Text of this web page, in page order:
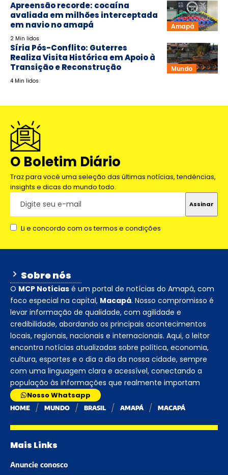
Amapá
Apreensão recorde: cocaína
avaliada em milhões interceptada
em navio no amapá
2 Min lidos
Mundo
Síria Pós-Conflito: Guterres
Realiza Visita Histórica em Apoio à
Transição e Reconstrução
4 Min lidos
O Boletim Diário
Traz para você uma seleção das últimas notícias, tendências,
insights e dicas do mundo todo.
Li e concordo com os termos e condições
Sobre nós
O MCP Notícias é um portal de notícias do Amapá, com
foco especial na capital, Macapá. Nosso compromisso é
levar informação de qualidade, com agilidade e
credibilidade, abordando os principais acontecimentos
locais, regionais, nacionais e internacionais. Aqui, o leitor
encontra notícias atualizadas sobre política, economia,
cultura, esportes e o dia a dia da nossa cidade, sempre
com uma linguagem clara e acessível, conectando a
população às informações que realmente importam
Nosso Whatsapp
HOME MUNDO BRASIL AMAPÁ MACAPÁ
Mais Links
Anuncie conosco